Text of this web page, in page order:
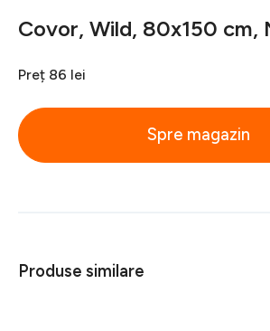
Covor, Wild, 80x150 cm,
Preț 86 lei
Spre magazin
Produse similare